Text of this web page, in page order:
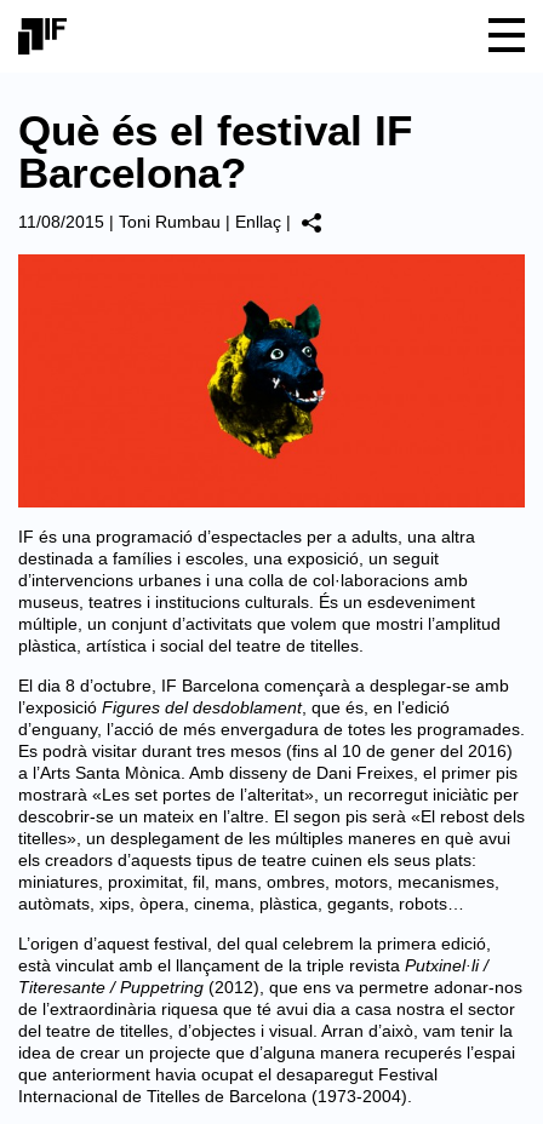
Què és el festival IF
Barcelona?
11/08/2015 | Toni Rumbau | Enllaç |
IF és una programació d’espectacles per a adults, una altra
destinada a famílies i escoles, una exposició, un seguit
d’intervencions urbanes i una colla de col·laboracions amb
museus, teatres i institucions culturals. És un esdeveniment
múltiple, un conjunt d’activitats que volem que mostri l’amplitud
plàstica, artística i social del teatre de titelles.
El dia 8 d’octubre, IF Barcelona començarà a desplegar-se amb
l’exposició Figures del desdoblament, que és, en l’edició
d’enguany, l’acció de més envergadura de totes les programades.
Es podrà visitar durant tres mesos (fins al 10 de gener del 2016)
a l’Arts Santa Mònica. Amb disseny de Dani Freixes, el primer pis
mostrarà «Les set portes de l’alteritat», un recorregut iniciàtic per
descobrir-se un mateix en l’altre. El segon pis serà «El rebost dels
titelles», un desplegament de les múltiples maneres en què avui
els creadors d’aquests tipus de teatre cuinen els seus plats:
miniatures, proximitat, fil, mans, ombres, motors, mecanismes,
autòmats, xips, òpera, cinema, plàstica, gegants, robots…
L’origen d’aquest festival, del qual celebrem la primera edició,
està vinculat amb el llançament de la triple revista Putxinel·li /
Titeresante / Puppetring (2012), que ens va permetre adonar-nos
de l’extraordinària riquesa que té avui dia a casa nostra el sector
del teatre de titelles, d’objectes i visual. Arran d’això, vam tenir la
idea de crear un projecte que d’alguna manera recuperés l’espai
que anteriorment havia ocupat el desaparegut Festival
Internacional de Titelles de Barcelona (1973-2004).